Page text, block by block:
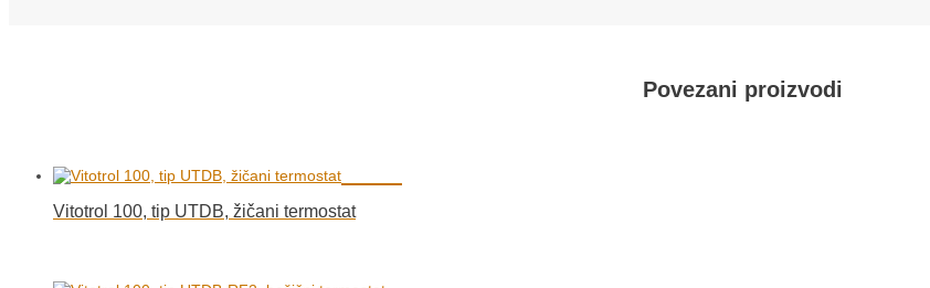
Povezani proizvodi
Vitotrol 100, tip UTDB, žičani termostat